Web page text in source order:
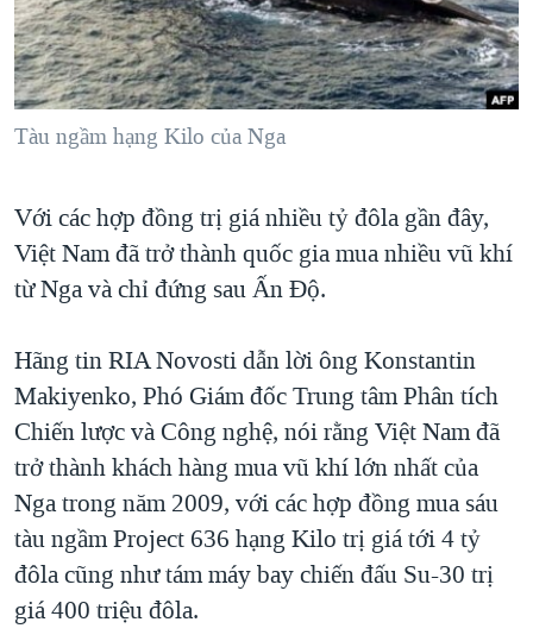
"Tìm"NGƯỜI VIỆT HẢI NGOẠI
ĐỜI SỐNG
KINH TẾ
KHOA HỌC
THỂ THAO
TẠI
HÀNH TRÌNH BẦU CỬ 2024
MỘT NĂM CHIẾN TRANH TẠI DẢI GAZA
GIẢI MÃ VÀNH ĐAI & CON ĐƯỜNG
TRỊNH VĨNH BÌNH - NGƯỜI HẠ 'BÊN THẮNG CUỘC'
GROUND ZERO – XƯA VÀ NAY
CHI PHÍ CHIẾN TRANH AFGHANISTAN
CÁC GIÁ TRỊ CỘNG HÒA Ở VIỆT NAM
THƯỢNG ĐỈNH TRUMP-KIM TẠI VIỆT NAM
TRỊNH VĨNH BÌNH VS. CHÍNH PHỦ VIỆT NAM
NGƯ DÂN VIỆT VÀ LÀN SÓNG TRỘM HẢI SÂM
BÊN KIA QUỐC LỘ: TIẾNG VỌNG TỪ NÔNG THÔN MỸ
QUAN HỆ VIỆT MỸ
VIDEO
NGHE
MẠNG XÃ HỘI
Ngôn ngữ khác
Tàu ngầm hạng Kilo của Nga
Với các hợp đồng trị giá nhiều tỷ đôla gần đây,
Việt Nam đã trở thành quốc gia mua nhiều vũ khí
từ Nga và chỉ đứng sau Ấn Độ.
Hãng tin RIA Novosti dẫn lời ông Konstantin
Makiyenko, Phó Giám đốc Trung tâm Phân tích
Chiến lược và Công nghệ, nói rằng Việt Nam đã
trở thành khách hàng mua vũ khí lớn nhất của
Nga trong năm 2009, với các hợp đồng mua sáu
tàu ngầm Project 636 hạng Kilo trị giá tới 4 tỷ
đôla cũng như tám máy bay chiến đấu Su-30 trị
giá 400 triệu đôla.